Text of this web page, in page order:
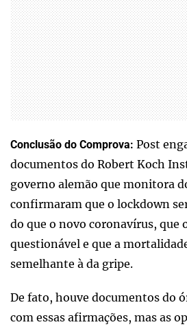
Conclusão do Comprova: Post
documentos do Robert Koch
governo alemão que monitora
confirmaram que o lockdown
do que o novo coronavírus, que
questionável e que a
semelhante à da gripe.
De fato, houve documentos do
com essas afirmações, mas as